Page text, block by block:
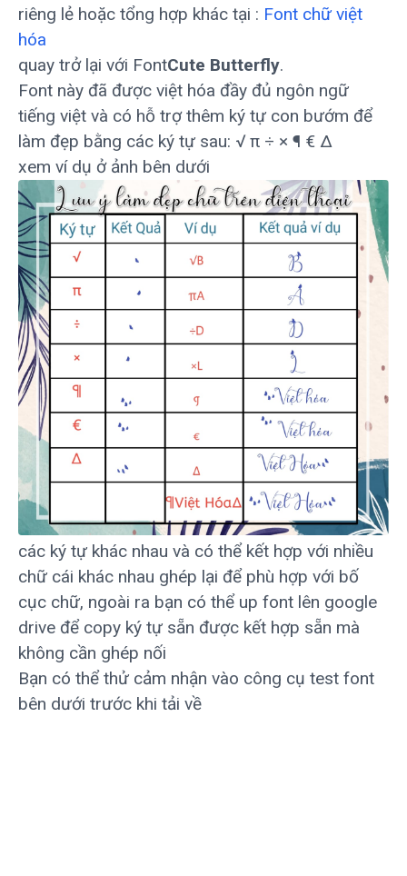
riêng lẻ hoặc tổng hợp khác tại : Font chữ việt
hóa
quay trở lại với FontCute Butterfly.
Font này đã được việt hóa đầy đủ ngôn ngữ
tiếng việt và có hỗ trợ thêm ký tự con bướm để
làm đẹp bằng các ký tự sau: √ π ÷ × ¶ € ∆
xem ví dụ ở ảnh bên dưới
các ký tự khác nhau và có thể kết hợp với nhiều
chữ cái khác nhau ghép lại để phù hợp với bố
cục chữ, ngoài ra bạn có thể up font lên google
drive để copy ký tự sẵn được kết hợp sẵn mà
không cần ghép nối
Bạn có thể thử cảm nhận vào công cụ test font
bên dưới trước khi tải về